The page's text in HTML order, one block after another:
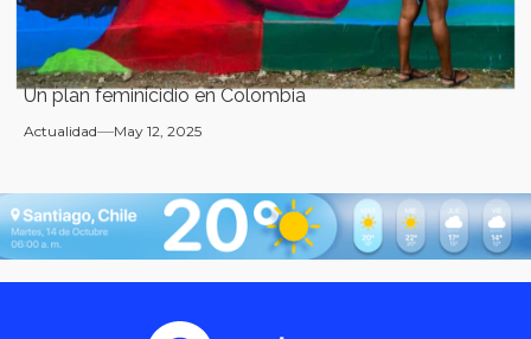
Un plan feminicidio en Colombia
Actualidad May 12, 2025